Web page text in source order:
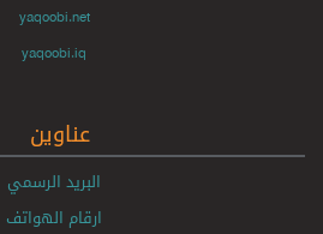
yaqoobi.net
yaqoobi.iq
عناوين
البريد الرسمي
ارقام الهواتف